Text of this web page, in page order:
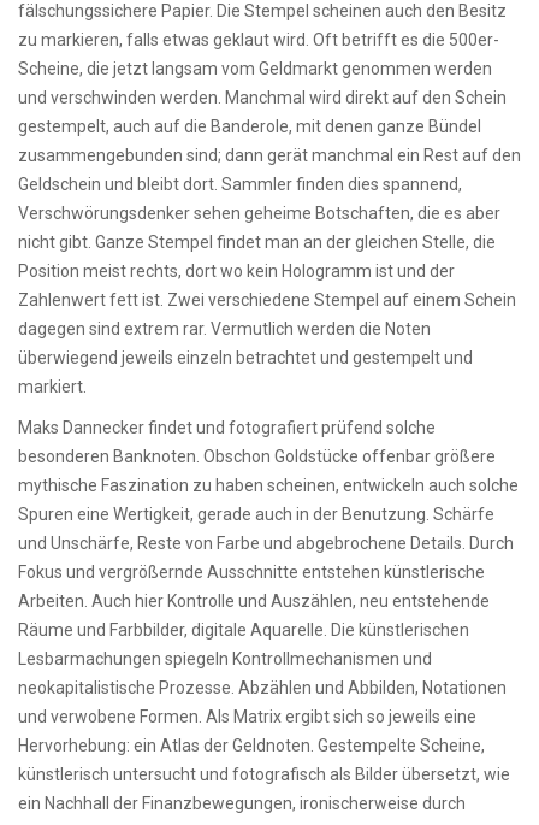
fälschungssichere Papier. Die Stempel scheinen auch den Besitz
zu markieren, falls etwas geklaut wird. Oft betrifft es die 500er-
Scheine, die jetzt langsam vom Geldmarkt genommen werden
und verschwinden werden. Manchmal wird direkt auf den Schein
gestempelt, auch auf die Banderole, mit denen ganze Bündel
zusammengebunden sind; dann gerät manchmal ein Rest auf den
Geldschein und bleibt dort. Sammler finden dies spannend,
Verschwörungsdenker sehen geheime Botschaften, die es aber
nicht gibt. Ganze Stempel findet man an der gleichen Stelle, die
Position meist rechts, dort wo kein Hologramm ist und der
Zahlenwert fett ist. Zwei verschiedene Stempel auf einem Schein
dagegen sind extrem rar. Vermutlich werden die Noten
überwiegend jeweils einzeln betrachtet und gestempelt und
markiert.
Maks Dannecker findet und fotografiert prüfend solche
besonderen Banknoten. Obschon Goldstücke offenbar größere
mythische Faszination zu haben scheinen, entwickeln auch solche
Spuren eine Wertigkeit, gerade auch in der Benutzung. Schärfe
und Unschärfe, Reste von Farbe und abgebrochene Details. Durch
Fokus und vergrößernde Ausschnitte entstehen künstlerische
Arbeiten. Auch hier Kontrolle und Auszählen, neu entstehende
Räume und Farbbilder, digitale Aquarelle. Die künstlerischen
Lesbarmachungen spiegeln Kontrollmechanismen und
neokapitalistische Prozesse. Abzählen und Abbilden, Notationen
und verwobene Formen. Als Matrix ergibt sich so jeweils eine
Hervorhebung: ein Atlas der Geldnoten. Gestempelte Scheine,
künstlerisch untersucht und fotografisch als Bilder übersetzt, wie
ein Nachhall der Finanzbewegungen, ironischerweise durch